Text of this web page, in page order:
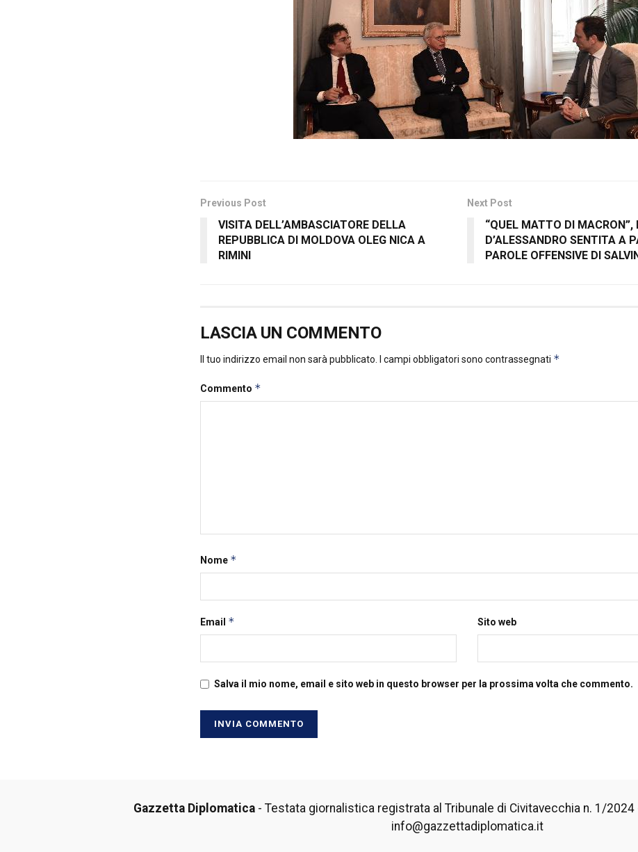
Previous Post
VISITA DELL’AMBASCIATORE DELLA
REPUBBLICA DI MOLDOVA OLEG NICA A
RIMINI
Next Post
“QUEL MATTO DI MACRON”,
D’ALESSANDRO SENTITA A
PAROLE OFFENSIVE DI SALVINI
LASCIA UN COMMENTO
Il tuo indirizzo email non sarà pubblicato. I campi obbligatori sono contrassegnati *
Commento *
Nome *
Email * Sito web
Salva il mio nome, email e sito web in questo browser per la prossima volta che commento.
Gazzetta Diplomatica- Testata giornalistica registrata al Tribunale di Civitavecchia n. 1/
info@gazzettadiplomatica.it